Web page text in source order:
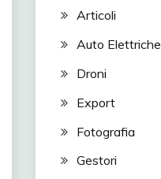
Articoli
Auto Elettriche
Droni
Export
Fotografia
Gestori